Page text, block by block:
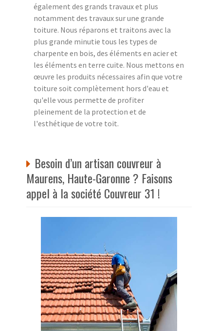
également des grands travaux et plus
notamment des travaux sur une grande
toiture. Nous réparons et traitons avec la
plus grande minutie tous les types de
charpente en bois, des éléments en acier et
les éléments en terre cuite. Nous mettons en
œuvre les produits nécessaires afin que votre
toiture soit complètement hors d'eau et
qu'elle vous permette de profiter
pleinement de la protection et de
l'esthétique de votre toit.
Besoin d’un artisan couvreur à
Maurens, Haute-Garonne ? Faisons
appel à la société Couvreur 31 !